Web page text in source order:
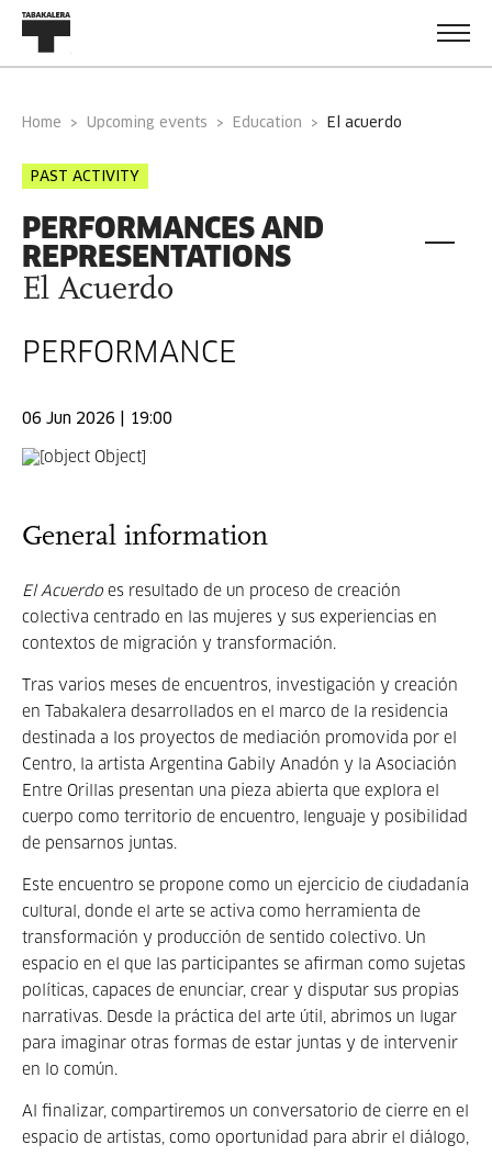
Home Upcoming events Education el acuerdo
PAST ACTIVITY
PERFORMANCES AND
REPRESENTATIONS
El Acuerdo
PERFORMANCE
06 Jun 2026 | 19:00
General information
El Acuerdo es resultado de un proceso de creación
colectiva centrado en las mujeres y sus experiencias en
contextos de migración y transformación.
Tras varios meses de encuentros, investigación y creación
en Tabakalera desarrollados en el marco de la residencia
destinada a los proyectos de mediación promovida por el
Centro, la artista Argentina Gabily Anadón y la Asociación
Entre Orillas presentan una pieza abierta que explora el
cuerpo como territorio de encuentro, lenguaje y posibilidad
de pensarnos juntas.
Este encuentro se propone como un ejercicio de ciudadanía
cultural, donde el arte se activa como herramienta de
transformación y producción de sentido colectivo. Un
espacio en el que las participantes se afirman como sujetas
políticas, capaces de enunciar, crear y disputar sus propias
narrativas. Desde la práctica del arte útil, abrimos un lugar
para imaginar otras formas de estar juntas y de intervenir
en lo común.
Al finalizar, compartiremos un conversatorio de cierre en el
espacio de artistas, como oportunidad para abrir el diálogo,